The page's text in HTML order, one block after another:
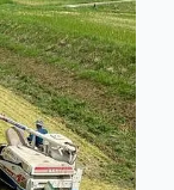
ております!
収穫時期に入
コメント 0件